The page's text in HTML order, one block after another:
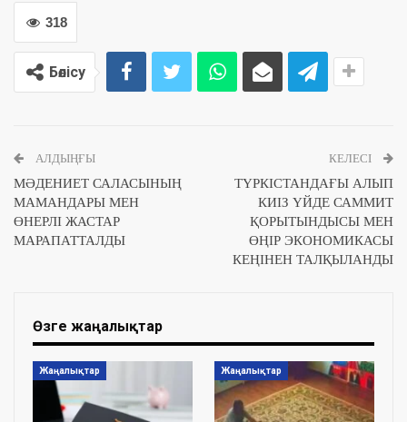
318
Бөлісу
АЛДЫҢҒЫ
МӘДЕНИЕТ САЛАСЫНЫҢ
МАМАНДАРЫ МЕН
ӨНЕРЛІ ЖАСТАР
МАРАПАТТАЛДЫ
КЕЛЕСІ
ТҮРКІСТАНДАҒЫ АЛЫП
КИІЗ ҮЙДЕ САММИТ
ҚОРЫТЫНДЫСЫ МЕН
ӨҢІР ЭКОНОМИКАСЫ
КЕҢІНЕН ТАЛҚЫЛАНДЫ
Өзге жаңалықтар
Жаңалықтар Жаңалықтар